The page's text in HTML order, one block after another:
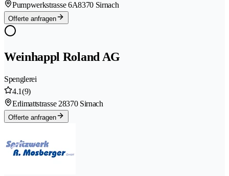
Pumpwerkstrasse 6A8370 Sirnach
Offerte anfragen
Weinhappl Roland AG
Spenglerei
4.1(9)
Erlimattstrasse 28370 Sirnach
Offerte anfragen